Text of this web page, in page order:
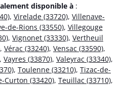
disponible à :
, Virelade (33720), Villenave-
de-Rions (33550), Villegouge
, Vignonet (33330), Vertheuil
, Vérac (33240), Vensac (33590),
, Vayres (33870), Valeyrac (33340),
, Toulenne (33210), Tizac-de-
Curton (33420), Teuillac (33710),